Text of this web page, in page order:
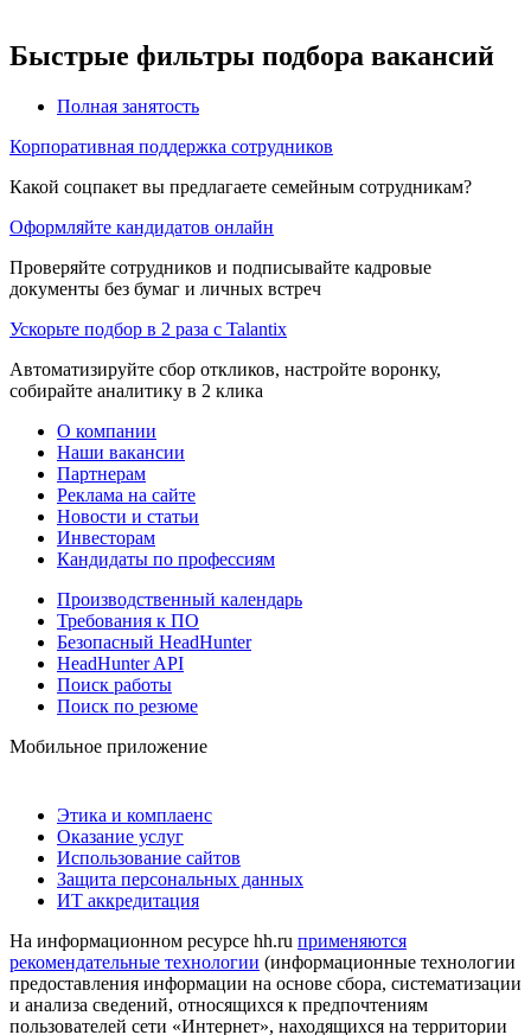
Быстрые фильтры подбора вакансий
Полная занятость
Корпоративная поддержка сотрудников
Какой соцпакет вы предлагаете семейным сотрудникам?
Оформляйте кандидатов онлайн
Проверяйте сотрудников и подписывайте кадровые
документы без бумаг и личных встреч
Ускорьте подбор в 2 раза с Talantix
Автоматизируйте сбор откликов, настройте воронку,
собирайте аналитику в 2 клика
О компании
Наши вакансии
Партнерам
Реклама на сайте
Новости и статьи
Инвесторам
Кандидаты по профессиям
Производственный календарь
Требования к ПО
Безопасный HeadHunter
HeadHunter API
Поиск работы
Поиск по резюме
Мобильное приложение
Этика и комплаенс
Оказание услуг
Использование сайтов
Защита персональных данных
ИТ аккредитация
На информационном ресурсе hh.ru применяются
рекомендательные технологии (информационные технологии
предоставления информации на основе сбора, систематизации
и анализа сведений, относящихся к предпочтениям
пользователей сети «Интернет», находящихся на территории